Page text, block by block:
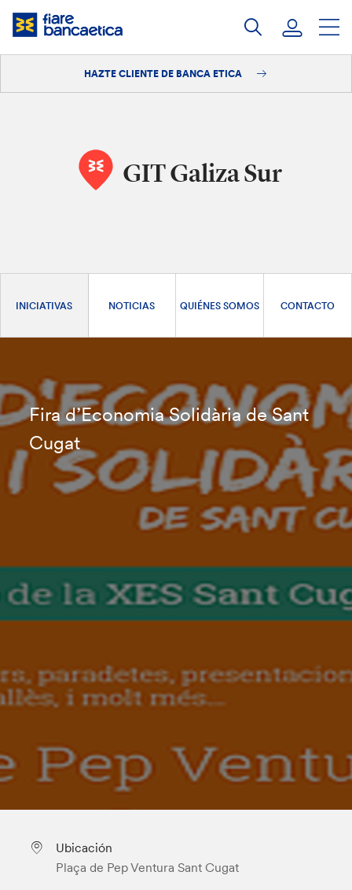
Saltar
HAZTE CLIENTE DE BANCA ETICA
GIT Galiza Sur
INICIATIVAS NOTICIAS QUIÉNES SOMOS CONTACTO
Fira d’Economia Solidària de Sant
Cugat
Ubicación
Plaça de Pep Ventura Sant Cugat